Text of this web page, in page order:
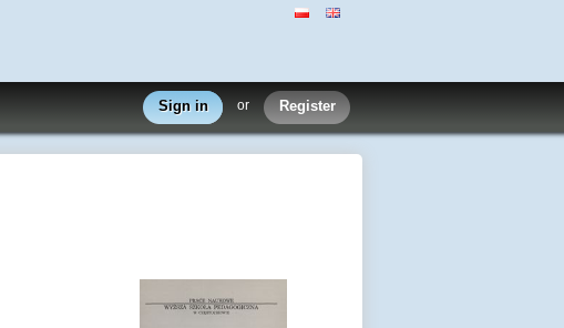
Sign in or Register